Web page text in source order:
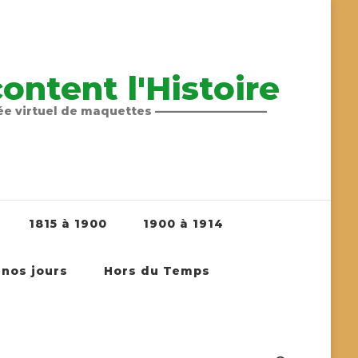
l'Histoire
virtuel de maquettes ——————————
1815 à 1900 1900 à 1914
nos jours Hors du Temps